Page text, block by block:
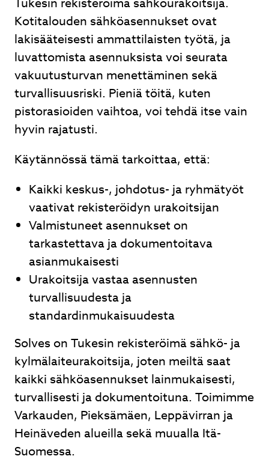
Kotitalouden sähköasennukset ovat
lakisääteisesti ammattilaisten työtä, ja
luvattomista asennuksista voi seurata
vakuutusturvan menettäminen sekä
turvallisuusriski. Pieniä töitä, kuten
pistorasioiden vaihtoa, voi tehdä itse vain
hyvin rajatusti.
Käytännössä tämä tarkoittaa, että:
Kaikki keskus-, johdotus- ja ryhmätyöt
vaativat rekisteröidyn urakoitsijan
Valmistuneet asennukset on
tarkastettava ja dokumentoitava
asianmukaisesti
Urakoitsija vastaa asennusten
turvallisuudesta ja
standardinmukaisuudesta
Solves on Tukesin rekisteröimä sähkö- ja
kylmälaiteurakoitsija, joten meiltä saat
kaikki sähköasennukset lainmukaisesti,
turvallisesti ja dokumentoituna. Toimimme
Varkauden, Pieksämäen, Leppävirran ja
Heinäveden alueilla sekä muualla Itä-
Suomessa.